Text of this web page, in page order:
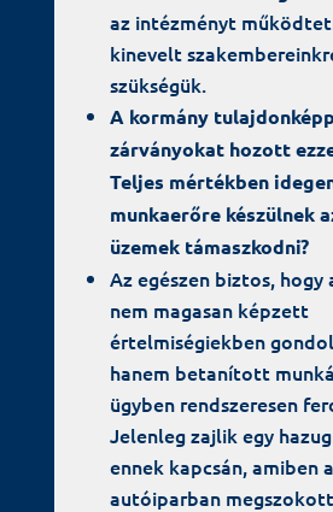
az intézményt
kinevelt
szükségük.
A kormány
zárványokat hozott
Teljes mértékben
munkaerőre készülnek
üzemek támaszkodni?
Az egészen biztos, hogy
nem magasan képzett
értelmiségiekben
hanem betanított
ügyben rendszeresen
Jelenleg zajlik egy
ennek kapcsán, amiben
autóiparban